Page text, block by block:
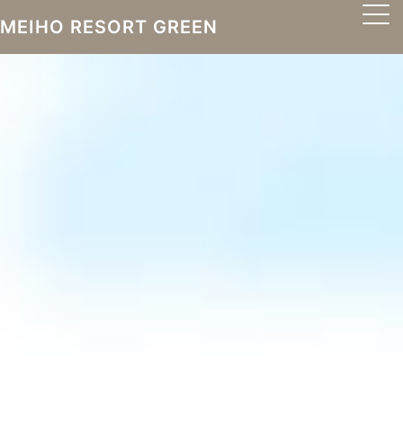
MEIHO RESORT GREEN